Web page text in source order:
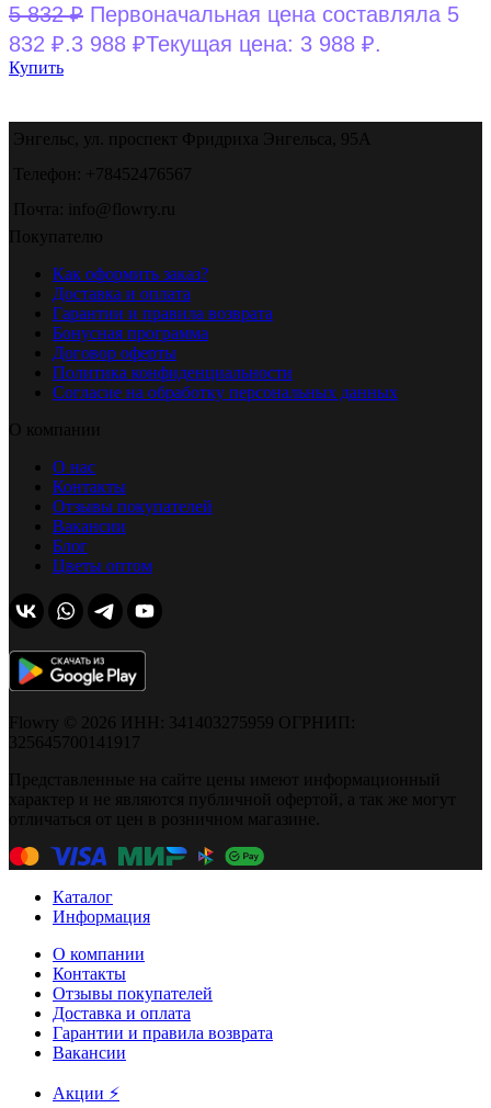
5 832₽ Первоначальная цена составляла 5
832 ₽.3 988 ₽Текущая цена: 3 988 ₽.
Купить
Энгельс, ул. проспект Фридриха Энгельса, 95А
Телефон: +78452476567
Почта: info@flowry.ru
Покупателю
Как оформить заказ?
Доставка и оплата
Гарантии и правила возврата
Бонусная программа
Договор оферты
Политика конфиденциальности
Согласие на обработку персональных данных
О компании
О нас
Контакты
Отзывы покупателей
Вакансии
Блог
Цветы оптом
Flowry © 2026 ИНН: 341403275959 ОГРНИП:
325645700141917
Представленные на сайте цены имеют информационный
характер и не являются публичной офертой, а так же могут
отличаться от цен в розничном магазине.
Каталог
Информация
О компании
Контакты
Отзывы покупателей
Доставка и оплата
Гарантии и правила возврата
Вакансии
Акции ⚡️